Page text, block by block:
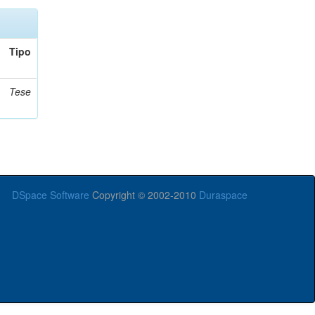
Tipo
Tese
DSpace Software Copyright © 2002-2010 Duraspace